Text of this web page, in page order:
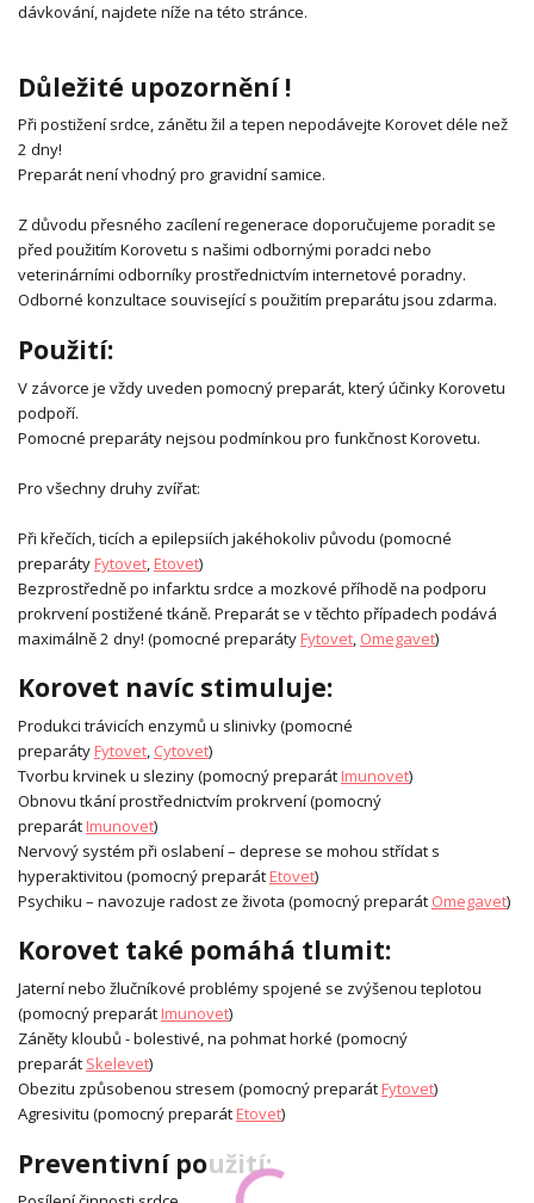
dávkování, najdete níže na této stránce.
Důležité upozornění !
Při postižení srdce, zánětu žil a tepen nepodávejte Korovet déle než
2 dny!
Preparát není vhodný pro gravidní samice.
Z důvodu přesného zacílení regenerace doporučujeme poradit se
před použitím Korovetu s našimi odbornými poradci nebo
veterinárními odborníky prostřednictvím internetové poradny.
Odborné konzultace související s použitím preparátu jsou zdarma.
Použití:
V závorce je vždy uveden pomocný preparát, který účinky Korovetu
podpoří.
Pomocné preparáty nejsou podmínkou pro funkčnost Korovetu.
Pro všechny druhy zvířat:
Při křečích, ticích a epilepsiích jakéhokoliv původu (pomocné
preparáty Fytovet, Etovet)
Bezprostředně po infarktu srdce a mozkové příhodě na podporu
prokrvení postižené tkáně. Preparát se v těchto případech podává
maximálně 2 dny! (pomocné preparáty Fytovet, Omegavet)
Korovet navíc stimuluje:
Produkci trávicích enzymů u slinivky (pomocné
preparáty Fytovet, Cytovet)
Tvorbu krvinek u sleziny (pomocný preparát Imunovet)
Obnovu tkání prostřednictvím prokrvení (pomocný
preparát Imunovet)
Nervový systém při oslabení – deprese se mohou střídat s
hyperaktivitou (pomocný preparát Etovet)
Psychiku – navozuje radost ze života (pomocný preparát Omegavet)
Korovet také pomáhá tlumit:
Jaterní nebo žlučníkové problémy spojené se zvýšenou teplotou
(pomocný preparát Imunovet)
Záněty kloubů - bolestivé, na pohmat horké (pomocný
preparát Skelevet)
Obezitu způsobenou stresem (pomocný preparát Fytovet)
Agresivitu (pomocný preparát Etovet)
Preventivní použití: